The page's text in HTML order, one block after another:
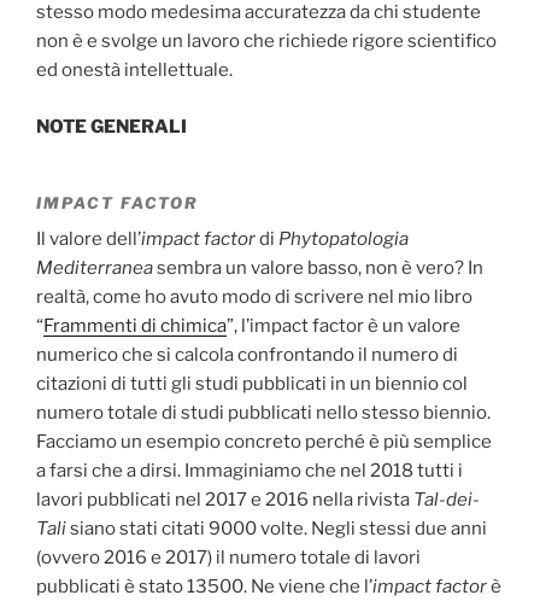
stesso modo medesima accuratezza da chi studente
non è e svolge un lavoro che richiede rigore scientifico
ed onestà intellettuale.
NOTE GENERALI
IMPACT FACTOR
Il valore dell’impact factordi Phytopatologia
Mediterraneasembra un valore basso, non è vero? In
realtà, come ho avuto modo di scrivere nel mio libro
“Frammenti di chimica”, l’impact factor è un valore
numerico che si calcola confrontando il numero di
citazioni di tutti gli studi pubblicati in un biennio col
numero totale di studi pubblicati nello stesso biennio.
Facciamo un esempio concreto perché è più semplice
a farsi che a dirsi. Immaginiamo che nel 2018 tutti i
lavori pubblicati nel 2017 e 2016 nella rivista Tal-dei-
Talisiano stati citati 9000 volte. Negli stessi due anni
(ovvero 2016 e 2017) il numero totale di lavori
pubblicati è stato 13500. Ne viene che l’impact factorè